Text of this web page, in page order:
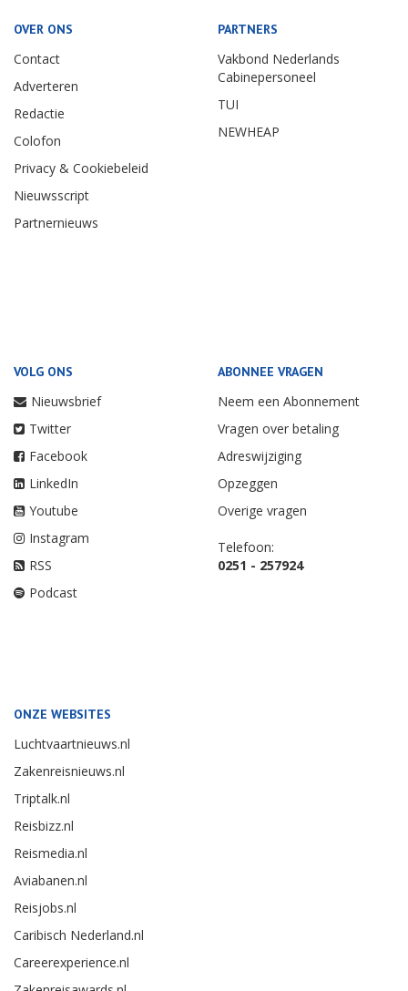
OVER ONS
Contact
Adverteren
Redactie
Colofon
Privacy & Cookiebeleid
Nieuwsscript
Partnernieuws
PARTNERS
Vakbond Nederlands
Cabinepersoneel
TUI
NEWHEAP
VOLG ONS
Nieuwsbrief
Twitter
Facebook
LinkedIn
Youtube
Instagram
RSS
Podcast
ABONNEE VRAGEN
Neem een Abonnement
Vragen over betaling
Adreswijziging
Opzeggen
Overige vragen
Telefoon:
0251 - 257924
ONZE WEBSITES
Luchtvaartnieuws.nl
Zakenreisnieuws.nl
Triptalk.nl
Reisbizz.nl
Reismedia.nl
Aviabanen.nl
Reisjobs.nl
Caribisch Nederland.nl
Careerexperience.nl